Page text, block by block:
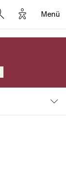
Options
Menü